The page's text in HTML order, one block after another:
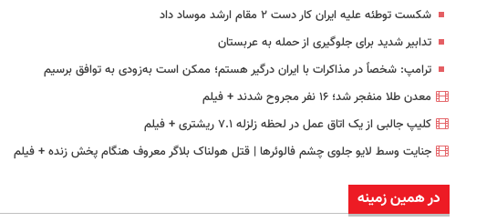
شکست توطئه علیه ایران کار دست ۲ مقام ارشد موساد داد
تدابیر شدید برای جلوگیری از حمله به عربستان
ترامپ: شخصاً در مذاکرات با ایران درگیر هستم؛ ممکن است به‌زودی به توافق برسیم
معدن طلا منفجر شد؛ ۱۶ نفر مجروح شدند + فیلم
کلیپ جالبی از یک اتاق عمل در لحظه زلزله ۷.۱ ریشتری + فیلم
جنایت وسط لایو جلوی چشم فالوئرها | قتل هولناک بلاگر معروف هنگام پخش زنده + فیلم
در همین زمینه